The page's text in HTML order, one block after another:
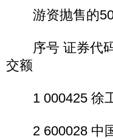
游资抛售的50
序号 证券代码
交额
1 000425 徐工
2 600028 中国